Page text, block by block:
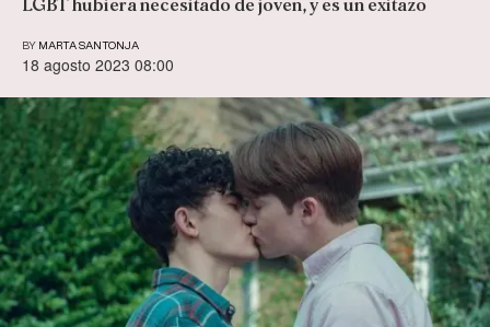
LGBT hubiera necesitado de joven, y es un exitazo
BY MARTA SANTONJA
18 agosto 2023 08:00